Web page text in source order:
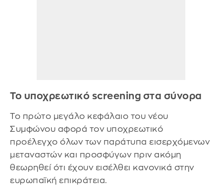
Το υποχρεωτικό screening στα σύνορα
Το πρώτο μεγάλο κεφάλαιο του νέου
Συμφώνου αφορά τον υποχρεωτικό
προέλεγχο όλων των παράτυπα εισερχόμενων
μεταναστών και προσφύγων πριν ακόμη
θεωρηθεί ότι έχουν εισέλθει κανονικά στην
ευρωπαϊκή επικράτεια.